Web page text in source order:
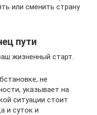
или сменить страну
пути
жизненный старт.
не
указывает на
ситуации стоит
и суток и